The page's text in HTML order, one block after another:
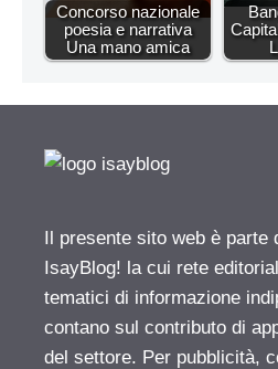
Concorso nazionale
poesia e narrativa
Una mano amica
Il presente sito web è parte
IsayBlog! la cui rete
tematici di informazione
contano sul contributo di
del settore. Per pubblicità,